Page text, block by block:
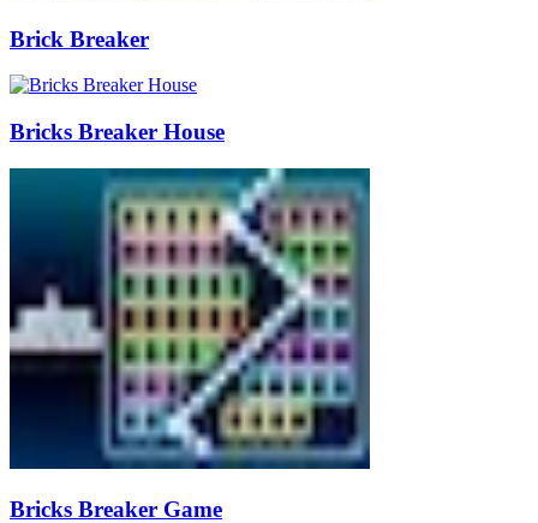
Brick Breaker
Bricks Breaker House
Bricks Breaker Game